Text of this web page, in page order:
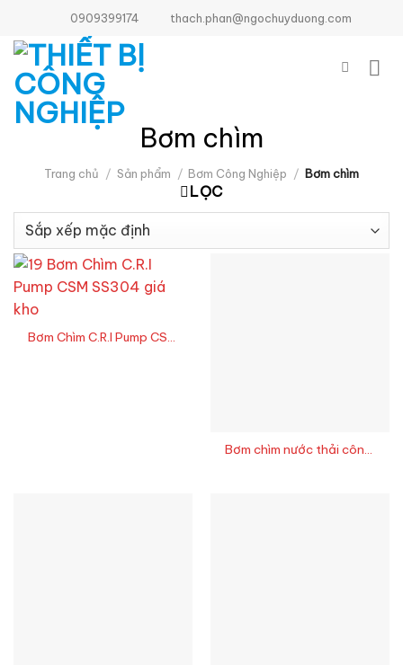
nội
dung
0909399174 thach.phan@ngochuyduong.com
Bơm chìm
Trang chủ / Sản phẩm / Bơm Công Nghiệp / Bơm chìm
LỌC
Bơm Chìm C.R.I Pump CSM
Bơm chìm nước thải công